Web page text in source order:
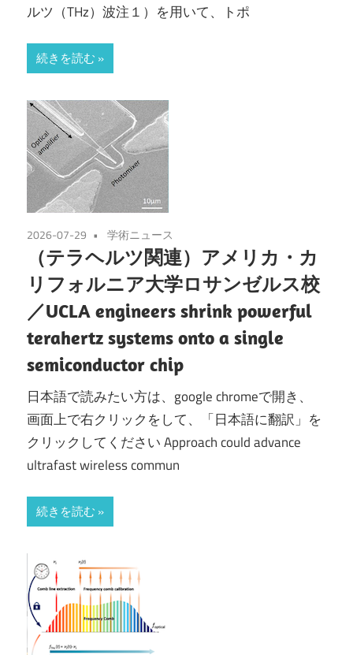
ルツ（THz）波注１）を用いて、トポ
続きを読む
2026-07-29 学術ニュース
（テラヘルツ関連）アメリカ・カ
リフォルニア大学ロサンゼルス校
／UCLA engineers shrink powerful
terahertz systems onto a single
semiconductor chip
日本語で読みたい方は、google chromeで開き、
画面上で右クリックをして、「日本語に翻訳」を
クリックしてください Approach could advance
ultrafast wireless commun
続きを読む